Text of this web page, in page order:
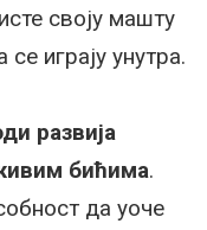
своју машту
играју унутра.
развија
бићима.
да уоче